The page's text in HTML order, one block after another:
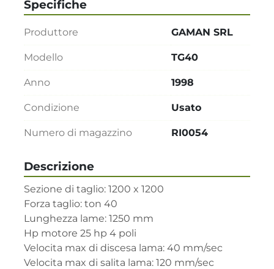
Descrizione
Sezione di taglio: 1200 x 1200
Forza taglio: ton 40
Lunghezza lame: 1250 mm
Hp motore 25 hp 4 poli
Velocita max di discesa lama: 40 mm/sec
Velocita max di salita lama: 120 mm/sec
Specifiche
Produttore GAMAN SRL
Modello TG40
Anno 1998
Condizione Usato
Numero di magazzino RI0054